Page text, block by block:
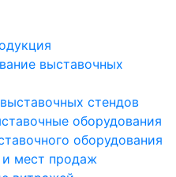
выставочных
стендов
оборудования
оборудования
мест продаж